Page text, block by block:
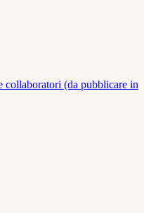
collaboratori (da pubblicare in